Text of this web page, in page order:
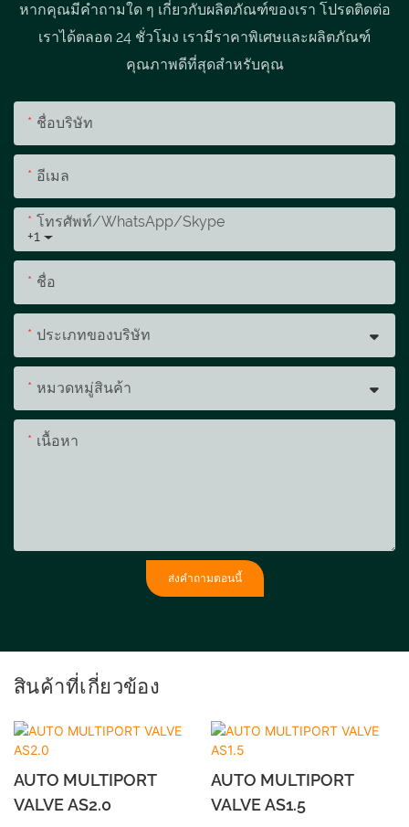
หากคุณมีคำถามใด ๆ เกี่ยวกับผลิตภัณฑ์ของเรา โปรดติดต่อ
เราได้ตลอด 24 ชั่วโมง เรามีราคาพิเศษและผลิตภัณฑ์
คุณภาพดีที่สุดสำหรับคุณ
ชื่อบริษัท
อีเมล
+1
โทรศัพท์/WhatsApp/Skype
ชื่อ
ประเภทของบริษัท
หมวดหมู่สินค้า
เนื้อหา
ส่งคำถามตอนนี้
สินค้าที่เกี่ยวข้อง
AUTO MULTIPORT
VALVE AS2.0
AUTO MULTIPORT
VALVE AS1.5